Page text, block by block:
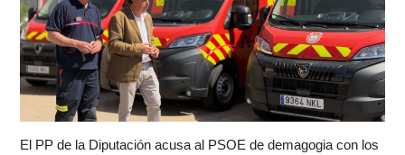
El PP de la Diputación acusa al PSOE de demagogia con los